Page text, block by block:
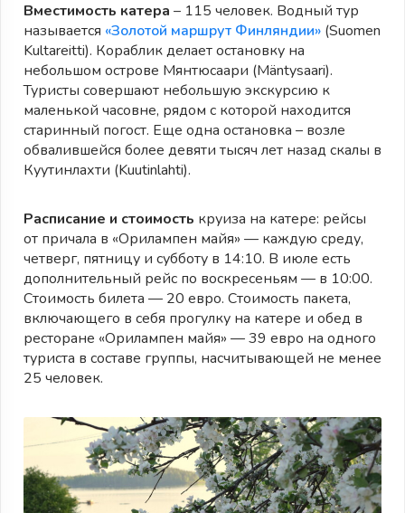
Вместимость катера – 115 человек. Водный тур
называется «Золотой маршрут Финляндии» (Suomen
Kultareitti). Кораблик делает остановку на
небольшом острове Мянтюсаари (Mäntysaari).
Туристы совершают небольшую экскурсию к
маленькой часовне, рядом с которой находится
старинный погост. Еще одна остановка – возле
обвалившейся более девяти тысяч лет назад скалы в
Куутинлахти (Kuutinlahti).
Расписание и стоимость круиза на катере: рейсы
от причала в «Орилампен майя» — каждую среду,
четверг, пятницу и субботу в 14:10. В июле есть
дополнительный рейс по воскресеньям — в 10:00.
Стоимость билета — 20 евро. Стоимость пакета,
включающего в себя прогулку на катере и обед в
ресторане «Орилампен майя» — 39 евро на одного
туриста в составе группы, насчитывающей не менее
25 человек.